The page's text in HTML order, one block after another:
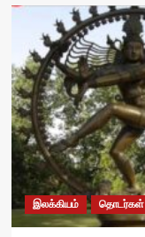
இலக்கியம் தொடர்கள்